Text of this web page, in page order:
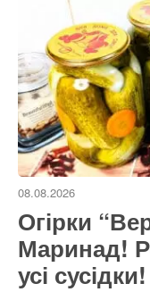
08.08.2026
Огірки
Маринад!
усі сусідки!